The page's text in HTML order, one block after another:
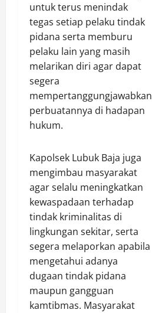
untuk terus menindak
tegas setiap pelaku tindak
pidana serta memburu
pelaku lain yang masih
melarikan diri agar dapat
segera
mempertanggungjawabkan
perbuatannya di hadapan
hukum.
Kapolsek Lubuk Baja juga
mengimbau masyarakat
agar selalu meningkatkan
kewaspadaan terhadap
tindak kriminalitas di
lingkungan sekitar, serta
segera melaporkan apabila
mengetahui adanya
dugaan tindak pidana
maupun gangguan
kamtibmas. Masyarakat